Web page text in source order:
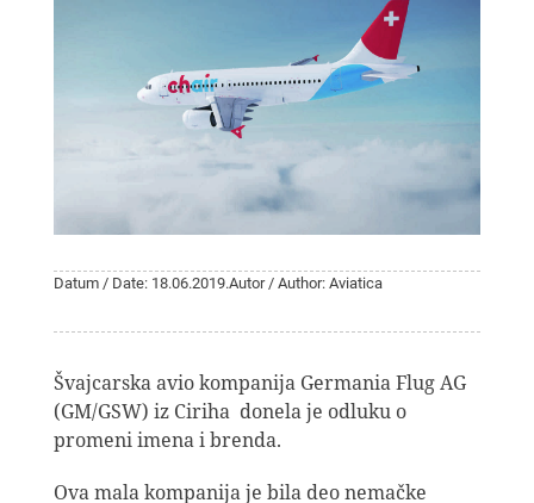
Datum / Date: 18.06.2019.Autor / Author: Aviatica
Švajcarska avio kompanija Germania Flug AG
(GM/GSW) iz Ciriha donela je odluku o
promeni imena i brenda.
Ova mala kompanija je bila deo nemačke